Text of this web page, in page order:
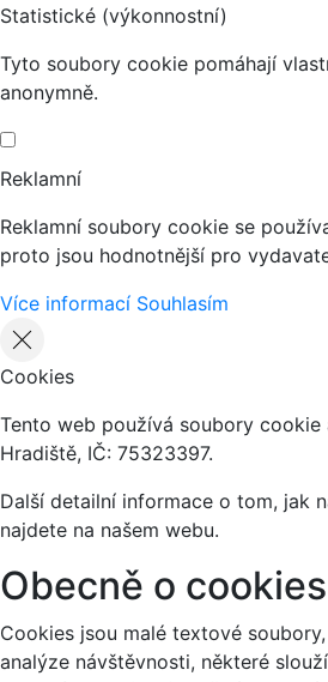
Statistické (výkonnostní)
Tyto soubory cookie pomáhají
anonymně.
Reklamní
Reklamní soubory cookie se
proto jsou hodnotnější pro
Více informací Souhlasím
Cookies
Tento web používá soubory cookie
Hradiště, IČ: 75323397.
Další detailní informace o tom, jak
najdete na našem webu.
Obecně o cookies
Cookies jsou malé textové
analýze návštěvnosti, některé